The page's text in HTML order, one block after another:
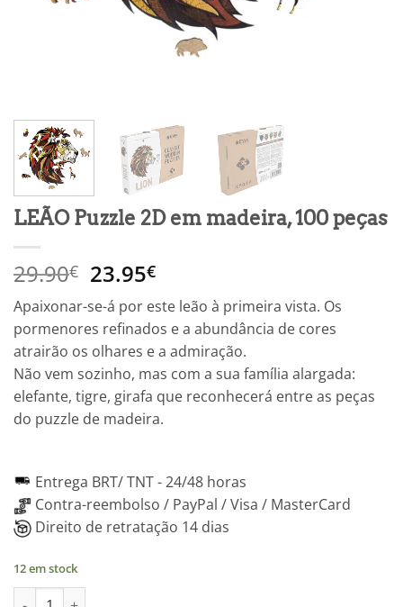
LEÃO Puzzle 2D em madeira, 100 peças
29.90€ O
preço
original
era:
29.90€.
23.95€O
preço
atual
é:
23.95€.
Apaixonar-se-á por este leão à primeira vista. Os
pormenores refinados e a abundância de cores
atrairão os olhares e a admiração.
Não vem sozinho, mas com a sua família alargada:
elefante, tigre, girafa que reconhecerá entre as peças
do puzzle de madeira.
Entrega BRT/ TNT -24/48 horas
Contra-reembolso / PayPal / Visa / MasterCard
Direito de retratação 14 dias
12 em stock
Quantidade de LEONE Puzzle 2D em madeira, 100 peças